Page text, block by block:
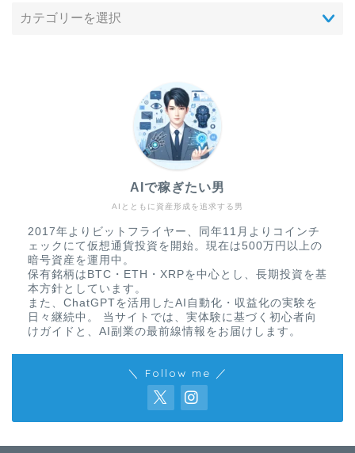
AIとともに資産形成を追求する男
AIで稼ぎたい男
2017年よりビットフライヤー、同年11月よりコインチ
ェックにて仮想通貨投資を開始。現在は500万円以上の
暗号資産を運用中。
保有銘柄はBTC・ETH・XRPを中心とし、長期投資を基
本方針としています。
また、ChatGPTを活用したAI自動化・収益化の実験を
日々継続中。 当サイトでは、実体験に基づく初心者向
けガイドと、AI副業の最前線情報をお届けします。
＼ Follow me ／